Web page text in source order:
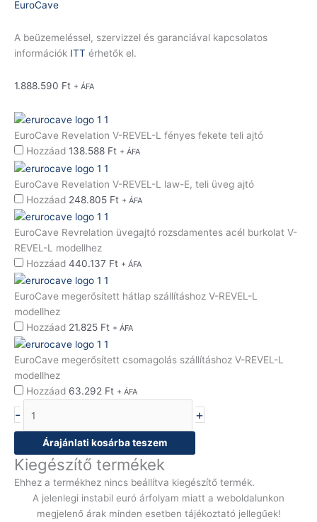
EuroCave
A beüzemeléssel, szervizzel és garanciával kapcsolatos
információk ITT érhetők el.
1.888.590 Ft + ÁFA
EuroCave Revelation V-REVEL-L fényes fekete teli ajtó
Hozzáad 138.588 Ft + ÁFA
EuroCave Revelation V-REVEL-L law-E, teli üveg ajtó
Hozzáad 248.805 Ft + ÁFA
EuroCave Revrelation üvegajtó rozsdamentes acél burkolat V-
REVEL-L modellhez
Hozzáad 440.137 Ft + ÁFA
EuroCave megerősített hátlap szállításhoz V-REVEL-L
modellhez
Hozzáad 21.825 Ft + ÁFA
EuroCave megerősített csomagolás szállításhoz V-REVEL-L
modellhez
Hozzáad 63.292 Ft + ÁFA
- +
Árajánlati kosárba teszem
Kiegészítő termékek
Ehhez a termékhez nincs beállítva kiegészítő termék.
A jelenlegi instabil euró árfolyam miatt a weboldalunkon
megjelenő árak minden esetben tájékoztató jellegűek!